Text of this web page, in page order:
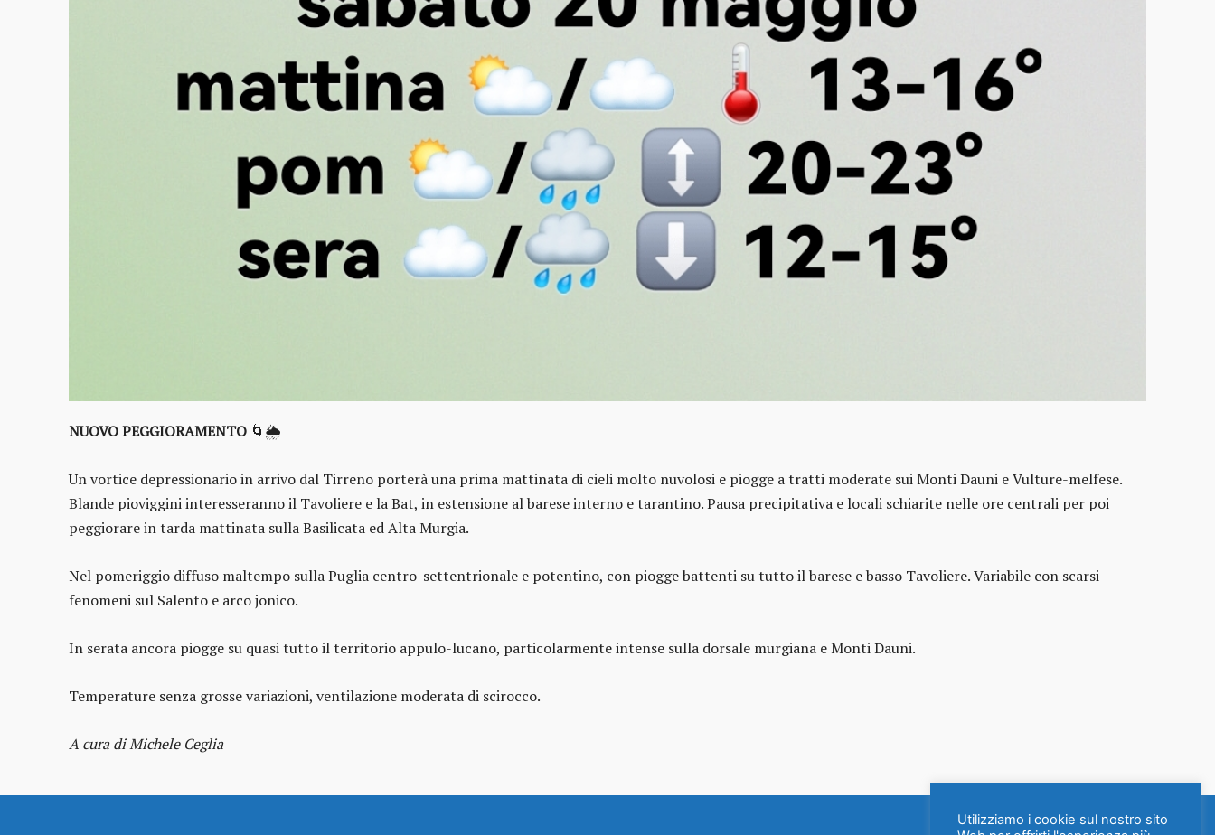
NUOVO PEGGIORAMENTO 🌀🌦️
Un vortice depressionario in arrivo dal Tirreno porterà una prima mattinata di cieli molto nuvolosi e piogge a tratti moderate sui Monti Dauni e Vulture-melfese.
Blande pioviggini interesseranno il Tavoliere e la Bat, in estensione al barese interno e tarantino. Pausa precipitativa e locali schiarite nelle ore centrali per poi
peggiorare in tarda mattinata sulla Basilicata ed Alta Murgia.
Nel pomeriggio diffuso maltempo sulla Puglia centro-settentrionale e potentino, con piogge battenti su tutto il barese e basso Tavoliere. Variabile con scarsi
fenomeni sul Salento e arco jonico.
In serata ancora piogge su quasi tutto il territorio appulo-lucano, particolarmente intense sulla dorsale murgiana e Monti Dauni.
Temperature senza grosse variazioni, ventilazione moderata di scirocco.
A cura di Michele Ceglia
Utilizziamo i cookie sul nostro sito